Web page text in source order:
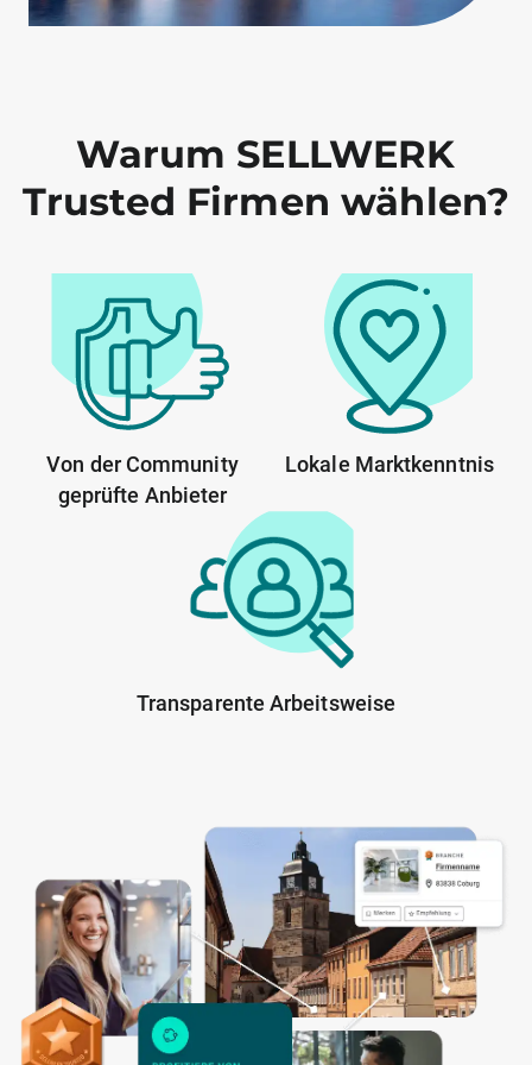
Warum SELLWERK
Trusted Firmen wählen?
Von der Community
geprüfte Anbieter
Lokale Marktkenntnis
Transparente Arbeitsweise